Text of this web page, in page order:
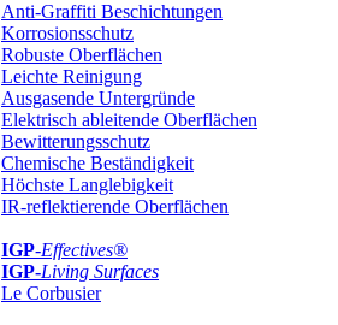
Anti-Graffiti Beschichtungen
Korrosionsschutz
Robuste Oberflächen
Leichte Reinigung
Ausgasende Untergründe
Elektrisch ableitende Oberflächen
Bewitterungsschutz
Chemische Beständigkeit
Höchste Langlebigkeit
IR-reflektierende Oberflächen
IGP-Effectives®
IGP-Living Surfaces
Le Corbusier